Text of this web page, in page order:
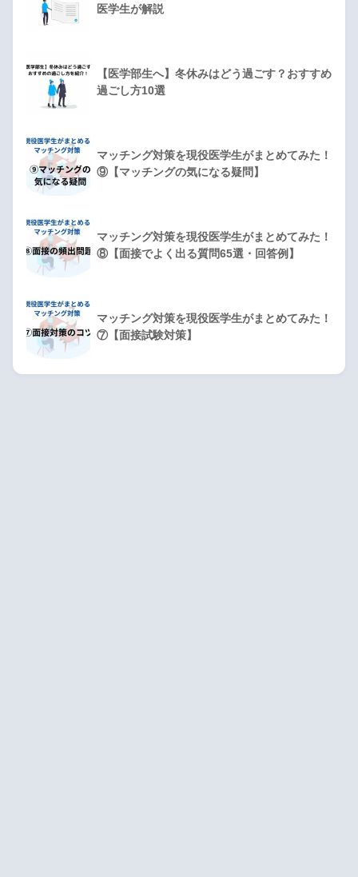
医学生が解説
【医学部生へ】冬休みはどう過ごす？おすすめ
過ごし方10選
マッチング対策を現役医学生がまとめてみた！
⑨【マッチングの気になる疑問】
マッチング対策を現役医学生がまとめてみた！
⑧【面接でよく出る質問65選・回答例】
マッチング対策を現役医学生がまとめてみた！
⑦【面接試験対策】